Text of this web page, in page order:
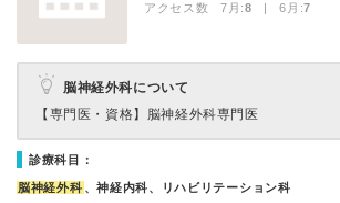
アクセス数 7月:8 | 6月:7
脳神経外科について
【専門医・資格】 脳神経外科専門医
診療科目：
脳神経外科 、神経内科、リハビリテーション科